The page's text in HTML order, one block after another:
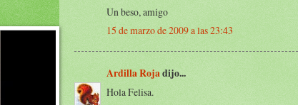
Un beso, amigo
15 de marzo de 2009 a las 23:43
Ardilla Rojadijo...
Hola Felisa.